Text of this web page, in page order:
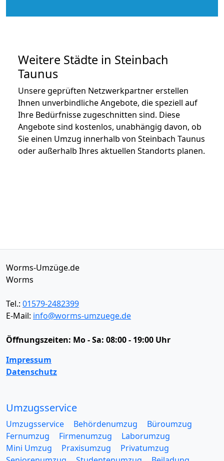
Weitere Städte in Steinbach
Taunus
Unsere geprüften Netzwerkpartner erstellen
Ihnen unverbindliche Angebote, die speziell auf
Ihre Bedürfnisse zugeschnitten sind. Diese
Angebote sind kostenlos, unabhängig davon, ob
Sie einen Umzug innerhalb von Steinbach Taunus
oder außerhalb Ihres aktuellen Standorts planen.
Worms-Umzüge.de
Worms
Tel.: 01579-2482399
E-Mail: info@worms-umzuege.de
Öffnungszeiten: Mo - Sa: 08:00 - 19:00 Uhr
Impressum
Datenschutz
Umzugsservice
Umzugsservice Behördenumzug
Büroumzug
Fernumzug
Firmenumzug
Laborumzug
Mini Umzug
Praxisumzug
Privatumzug